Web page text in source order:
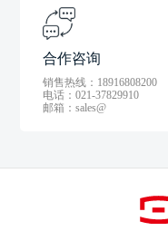
合作咨询
销售热线：18916808200
电话：021-37829910
邮箱：sales@